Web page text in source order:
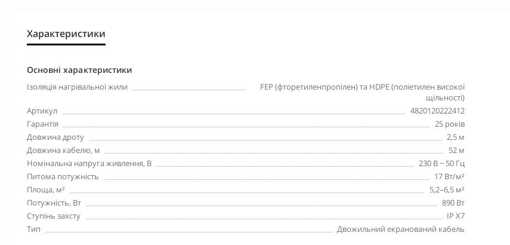
Характеристики
Основні характеристики
Ізоляція нагрівальної жили
FEP (фторетиленпропілен) та HDPE (поліетилен високої
щільності)
Артикул
4820120222412
Гарантія
25 років
Довжина дроту
2,5 м
Довжина кабелю, м
52 м
Номінальна напруга живлення, В
230 В ~ 50 Гц
Питома потужність
17 Вт/м²
Площа, м²
5,2–6,5 м²
Потужність, Вт
890 Bт
Ступінь захсту
IP X7
Тип
Двожильний екранований кабель